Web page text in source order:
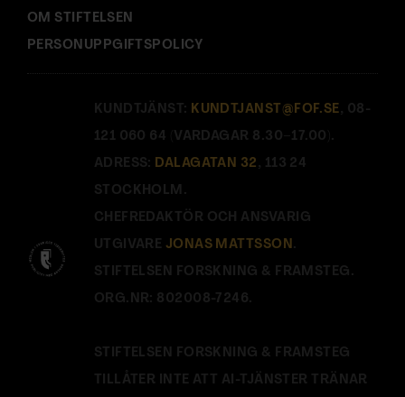
OM STIFTELSEN
PERSONUPPGIFTSPOLICY
KUNDTJÄNST: KUNDTJANST@FOF.SE , 08-
121 060 64 (VARDAGAR 8.30–17.00).
ADRESS: DALAGATAN 32 , 113 24
STOCKHOLM.
CHEFREDAKTÖR OCH ANSVARIG
UTGIVARE JONAS MATTSSON.
STIFTELSEN FORSKNING & FRAMSTEG.
ORG.NR: 802008-7246.
STIFTELSEN FORSKNING & FRAMSTEG
TILLÅTER INTE ATT AI-TJÄNSTER TRÄNAR